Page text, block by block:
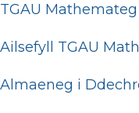
TGAU Mathemateg
Ailsefyll TGAU
Almaeneg i